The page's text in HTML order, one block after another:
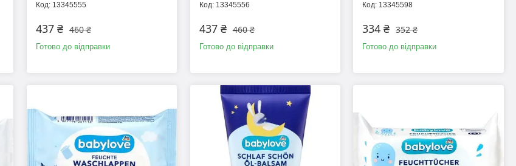
13345555
460 ₴
437 ₴
Готово до відправки
13345556
460 ₴
437 ₴
Готово до відправки
13345598
352 ₴
334 ₴
Готово до відправки